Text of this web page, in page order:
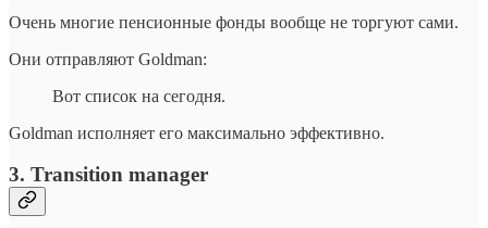
Очень многие пенсионные фонды вообще не торгуют сами.
Они отправляют Goldman:
Вот список на сегодня.
Goldman исполняет его максимально эффективно.
3. Transition manager